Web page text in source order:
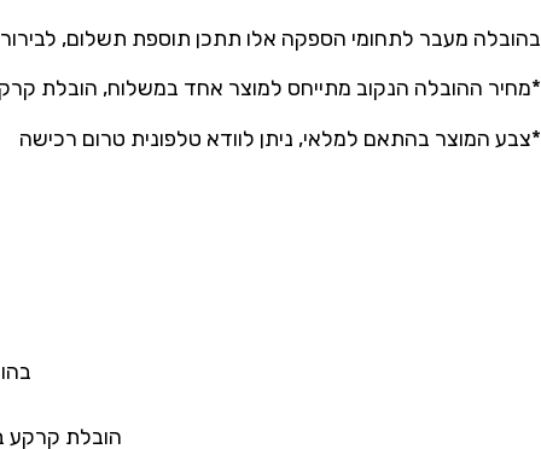
בהובלה מעבר לתחומי הספקה אלו תתכן תוספת תשלום, לבירור
*מחיר ההובלה הנקוב מתייחס למוצר אחד במשלוח, הובלת
*צבע המוצר בהתאם למלאי, ניתן לוודא טלפונית טרום רכישה
הובלת קרקע